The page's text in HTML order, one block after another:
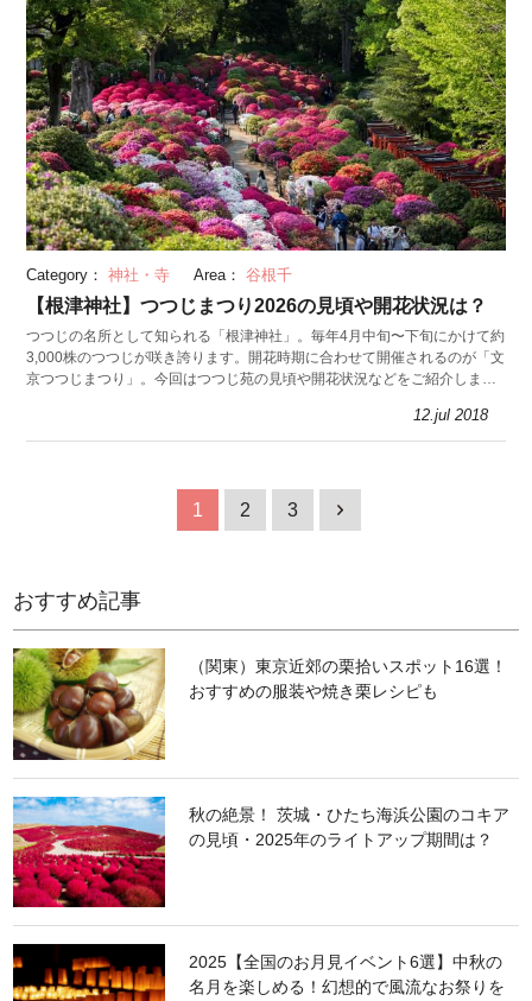
Category： 神社・寺 Area： 谷根千
【根津神社】つつじまつり2026の見頃や開花状況は？
つつじの名所として知られる「根津神社」。毎年4月中旬〜下旬にかけて約
3,000株のつつじが咲き誇ります。開花時期に合わせて開催されるのが「文
京つつじまつり」。今回はつつじ苑の見頃や開花状況などをご紹介しま
12.jul 2018
1 2 3 1
おすすめ記事
（関東）東京近郊の栗拾いスポット16選！
おすすめの服装や焼き栗レシピも
秋の絶景！ 茨城・ひたち海浜公園のコキア
の見頃・2025年のライトアップ期間は？
2025【全国のお月見イベント6選】中秋の
名月を楽しめる！幻想的で風流なお祭りを